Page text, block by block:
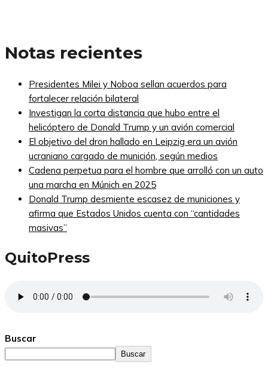
Notas recientes
Presidentes Milei y Noboa sellan acuerdos para
fortalecer relación bilateral
Investigan la corta distancia que hubo entre el
helicóptero de Donald Trump y un avión comercial
El objetivo del dron hallado en Leipzig era un avión
ucraniano cargado de munición, según medios
Cadena perpetua para el hombre que arrolló con un auto
una marcha en Múnich en 2025
Donald Trump desmiente escasez de municiones y
afirma que Estados Unidos cuenta con “cantidades
masivas”
QuitoPress
Buscar
Buscar